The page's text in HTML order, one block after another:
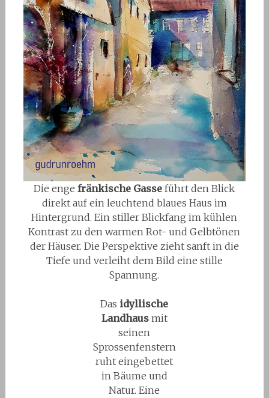
Die engefränkische Gasse führt den Blick
direkt auf ein leuchtend blaues Haus im
Hintergrund. Ein stiller Blickfang im kühlen
Kontrast zu den warmen Rot- und Gelbtönen
der Häuser. Die Perspektive zieht sanft in die
Tiefe und verleiht dem Bild eine stille
Spannung.
Das idyllische
Landhausmit
seinen
Sprossenfenstern
ruht eingebettet
in Bäume und
Natur. Eine